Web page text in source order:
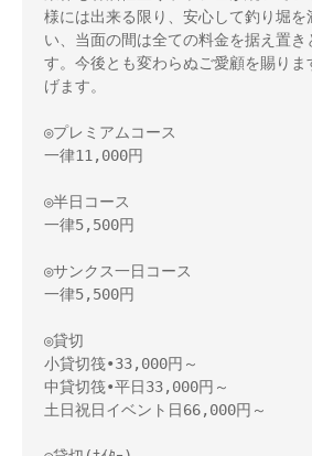
様には出来る限り、安心して釣り堀を
い、当面の間は全ての料金を据え置き
す。今後とも変わらぬご愛顧を賜りま
げます。
◎プレミアムコース
一律11,000円
◎半日コース
一律5,500円
◎サンクス一日コース
一律5,500円
◎貸切
小貸切筏•33,000円～
中貸切筏•平日33,000円～
土日祝日イベント日66,000円～